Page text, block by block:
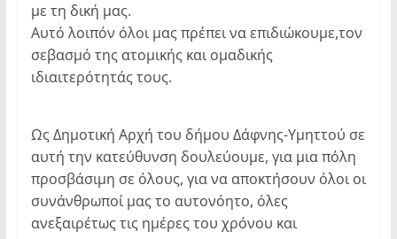
με τη δική μας.
Αυτό λοιπόν όλοι μας πρέπει να επιδιώκουμε,τον
σεβασμό της ατομικής και ομαδικής
ιδιαιτερότητάς τους.
Ως Δημοτική Αρχή του δήμου Δάφνης-Υμηττού σε
αυτή την κατεύθυνση δουλεύουμε, για μια πόλη
προσβάσιμη σε όλους, για να αποκτήσουν όλοι οι
συνάνθρωποί μας το αυτονόητο, όλες
ανεξαιρέτως τις ημέρες του χρόνου και